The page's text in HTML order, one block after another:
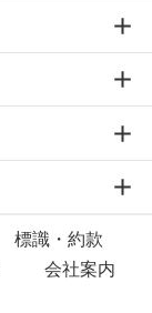
標識・約款
会社案内